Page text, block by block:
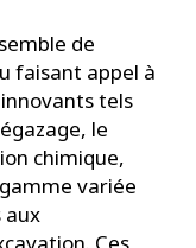
de
faisant appel à
tels
le
chimique,
variée
aux